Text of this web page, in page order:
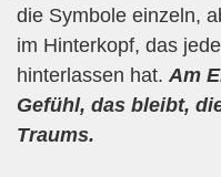
die Symbole einzeln,
im Hinterkopf, das
hinterlassen hat. Am
Gefühl, das bleibt,
Traums.